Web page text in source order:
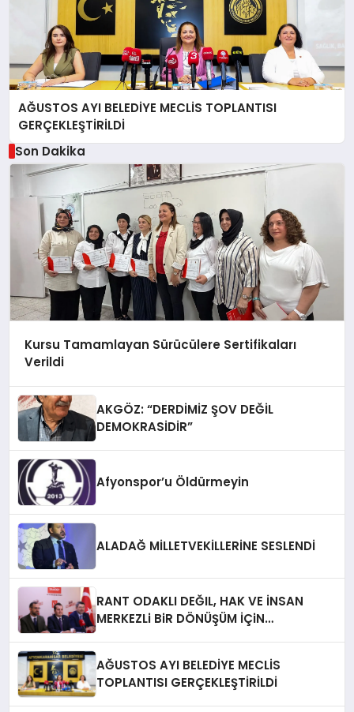
AĞUSTOS AYI BELEDİYE MECLİS TOPLANTISI
GERÇEKLEŞTİRİLDİ
Son Dakika
Kursu Tamamlayan Sürücülere Sertifikaları
Verildi
AKGÖZ: “DERDİMİZ ŞOV DEĞİL
DEMOKRASİDİR”
Afyonspor’u Öldürmeyin
ALADAĞ MİLLETVEKİLLERİNE SESLENDİ
RANT ODAKLI DEĞIL, HAK VE İNSAN
MERKEZLi BiR DÖNÜŞÜM İÇiN
AĞUSTOS AYI BELEDİYE MECLİS
TOPLANTISI GERÇEKLEŞTİRİLDİ